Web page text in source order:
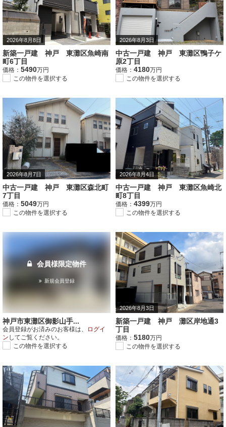
2026年8月8日
新築一戸建 神戸 東灘区魚崎南
町6丁目
価格： 5490万円
この物件を選択する
2026年8月3日
中古一戸建 神戸 東灘区鴨子ケ
原2丁目
価格： 4180万円
この物件を選択する
2026年8月7日
中古一戸建 神戸 東灘区森北町
7丁目
価格： 5049万円
この物件を選択する
2026年8月4日
中古一戸建 神戸 東灘区魚崎北
町8丁目
価格： 4399万円
この物件を選択する
会員様限定物件
新規会員登録
神戸市東灘区御影山手...
会員登録がお済みのお客様は、
ログイ
ン してご覧ください。
この物件を選択する
2026年8月3日
新築一戸建 神戸 灘区岸地通3
丁目
価格： 5180万円
この物件を選択する